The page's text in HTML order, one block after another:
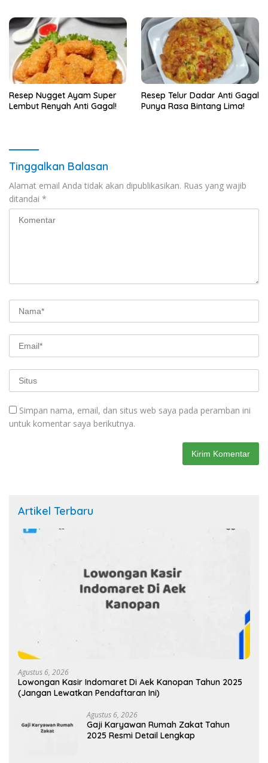
Resep Nugget Ayam Super
Lembut Renyah Anti Gagal!
Resep Telur Dadar Anti Gagal
Punya Rasa Bintang Lima!
Tinggalkan Balasan
Alamat email Anda tidak akan dipublikasikan. Ruas yang wajib
ditandai *
Simpan nama, email, dan situs web saya pada peramban ini
untuk komentar saya berikutnya.
Artikel Terbaru
Agustus 6, 2026
Lowongan Kasir Indomaret Di Aek Kanopan Tahun 2025
(Jangan Lewatkan Pendaftaran Ini)
Agustus 6, 2026
Gaji Karyawan Rumah Zakat Tahun
2025 Resmi Detail Lengkap